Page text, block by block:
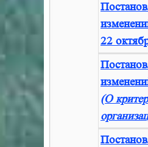
22
(О